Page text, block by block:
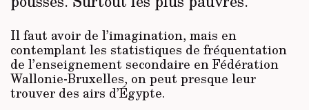
Il faut avoir de l’imagination, mais en
contemplant les statistiques de fréquentation
de l’enseignement secondaire en Fédération
Wallonie-Bruxelles, on peut presque leur
trouver des airs d’Égypte.